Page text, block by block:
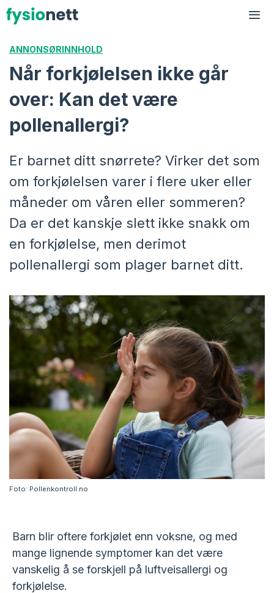
Hopp
til
ANNONSØRINNHOLD
Når forkjølelsen ikke går
over: Kan det være
pollenallergi?
Er barnet ditt snørrete? Virker det som
om forkjølelsen varer i flere uker eller
måneder om våren eller sommeren?
Da er det kanskje slett ikke snakk om
en forkjølelse, men derimot
pollenallergi som plager barnet ditt.
Foto: Pollenkontroll.no
Barn blir oftere forkjølet enn voksne, og med
mange lignende symptomer kan det være
vanskelig å se forskjell på luftveisallergi og
forkjølelse.